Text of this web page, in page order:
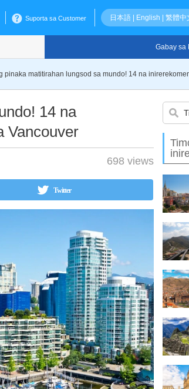
Suporta sa Customer 日本語 English 繁體中
Gabay sa
pinaka matitirahan lungsod sa mundo! 14 na
14 na
Vancouver
698 views
Twitter